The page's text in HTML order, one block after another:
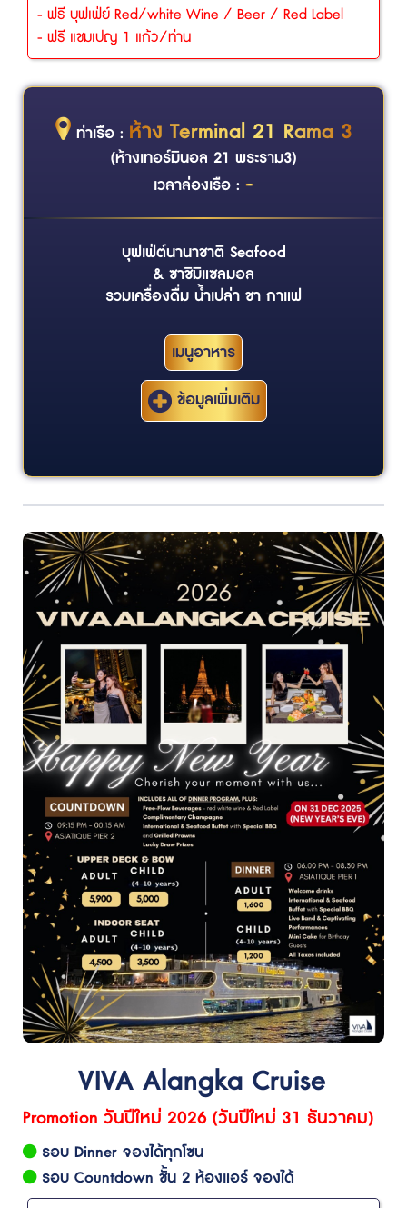
- ฟรี บุฟเฟ่ย์ Red/white Wine / Beer / Red Label
- ฟรี แชมเปญ 1 แก้ว/ท่าน
ท่าเรือ : ห้าง Terminal 21 Rama 3
(ห้างเทอร์มินอล 21 พระราม3)
เวลาล่องเรือ : -
บุฟเฟ่ต์นานาชาติ Seafood
& ซาชิมิแซลมอล
รวมเครื่องดื่ม น้ำเปล่า ชา กาแฟ
เมนูอาหาร
ข้อมูลเพิ่มเติม
VIVA Alangka Cruise
Promotion วันปีใหม่ 2026 (วันปีใหม่ 31 ธันวาคม)
รอบ Dinner จองได้ทุกโซน
รอบ Countdown ชั้น 2 ห้องแอร์ จองได้